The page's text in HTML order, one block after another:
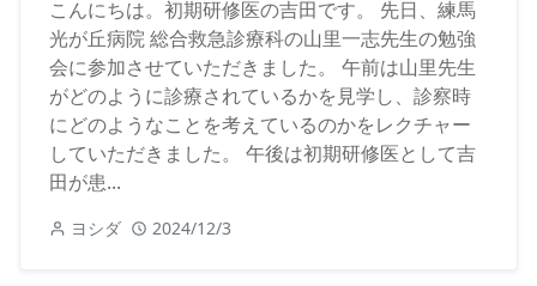
こんにちは。初期研修医の吉田です。 先日、練馬
光が丘病院 総合救急診療科の山里一志先生の勉強
会に参加させていただきました。 午前は山里先生
がどのように診療されているかを見学し、診察時
にどのようなことを考えているのかをレクチャー
していただきました。 午後は初期研修医として吉
田が患...
ヨシダ 2024/12/3